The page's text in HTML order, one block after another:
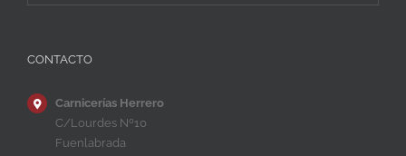
CONTACTO
Carnicerías Herrero
C/Lourdes Nº10
Fuenlabrada